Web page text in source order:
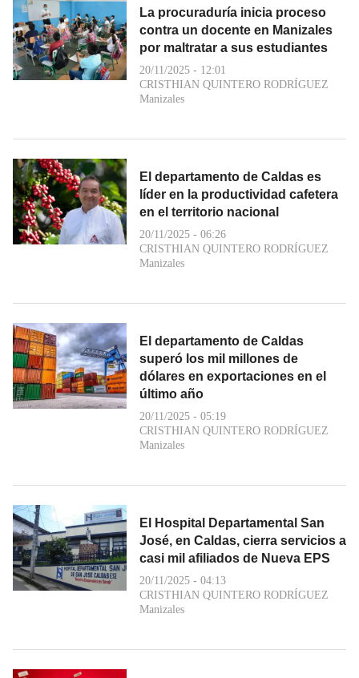
La procuraduría inicia proceso
contra un docente en Manizales
por maltratar a sus estudiantes
20/11/2025 - 12:01
CRISTHIAN QUINTERO RODRÍGUEZ
Manizales
El departamento de Caldas es
líder en la productividad cafetera
en el territorio nacional
20/11/2025 - 06:26
CRISTHIAN QUINTERO RODRÍGUEZ
Manizales
El departamento de Caldas
superó los mil millones de
dólares en exportaciones en el
último año
20/11/2025 - 05:19
CRISTHIAN QUINTERO RODRÍGUEZ
Manizales
El Hospital Departamental San
José, en Caldas, cierra servicios a
casi mil afiliados de Nueva EPS
20/11/2025 - 04:13
CRISTHIAN QUINTERO RODRÍGUEZ
Manizales